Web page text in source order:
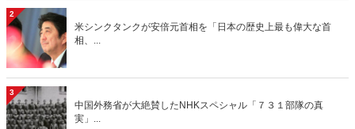
2
米シンクタンクが安倍元首相を「日本の歴史上最も偉大な首
相、...
3
中国外務省が大絶賛したNHKスペシャル「７３１部隊の真
実」...